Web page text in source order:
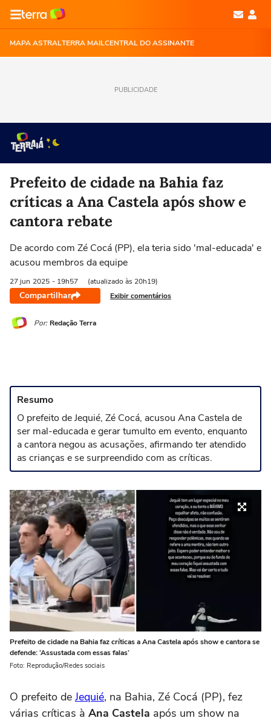
MAPA ASTRALTERRA MAILCENTRAL DO ASSINANTE
PUBLICIDADE
Prefeito de cidade na Bahia faz
críticas a Ana Castela após show e
cantora rebate
De acordo com Zé Cocá (PP), ela teria sido 'mal-educada' e
acusou membros da equipe
27 jun 2025 - 19h57 (atualizado às 20h19)
Compartilhar Exibir comentários
Por: Redação Terra
Resumo
O prefeito de Jequié, Zé Cocá, acusou Ana Castela de
ser mal-educada e gerar tumulto em evento, enquanto
a cantora negou as acusações, afirmando ter atendido
as crianças e se surpreendido com as críticas.
Prefeito de cidade na Bahia faz críticas a Ana Castela após show e cantora se
defende: ‘Assustada com essas falas’
Foto: Reprodução/Redes sociais
O prefeito de Jequié, na Bahia, Zé Cocá (PP), fez
várias críticas à Ana Castela após um show na